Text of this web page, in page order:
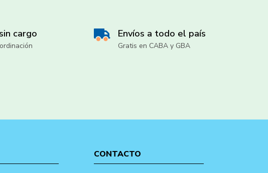
cargo Envíos a todo el país
Gratis en CABA y GBA
CONTACTO